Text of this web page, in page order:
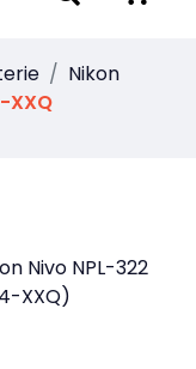
Nikon
XXQ